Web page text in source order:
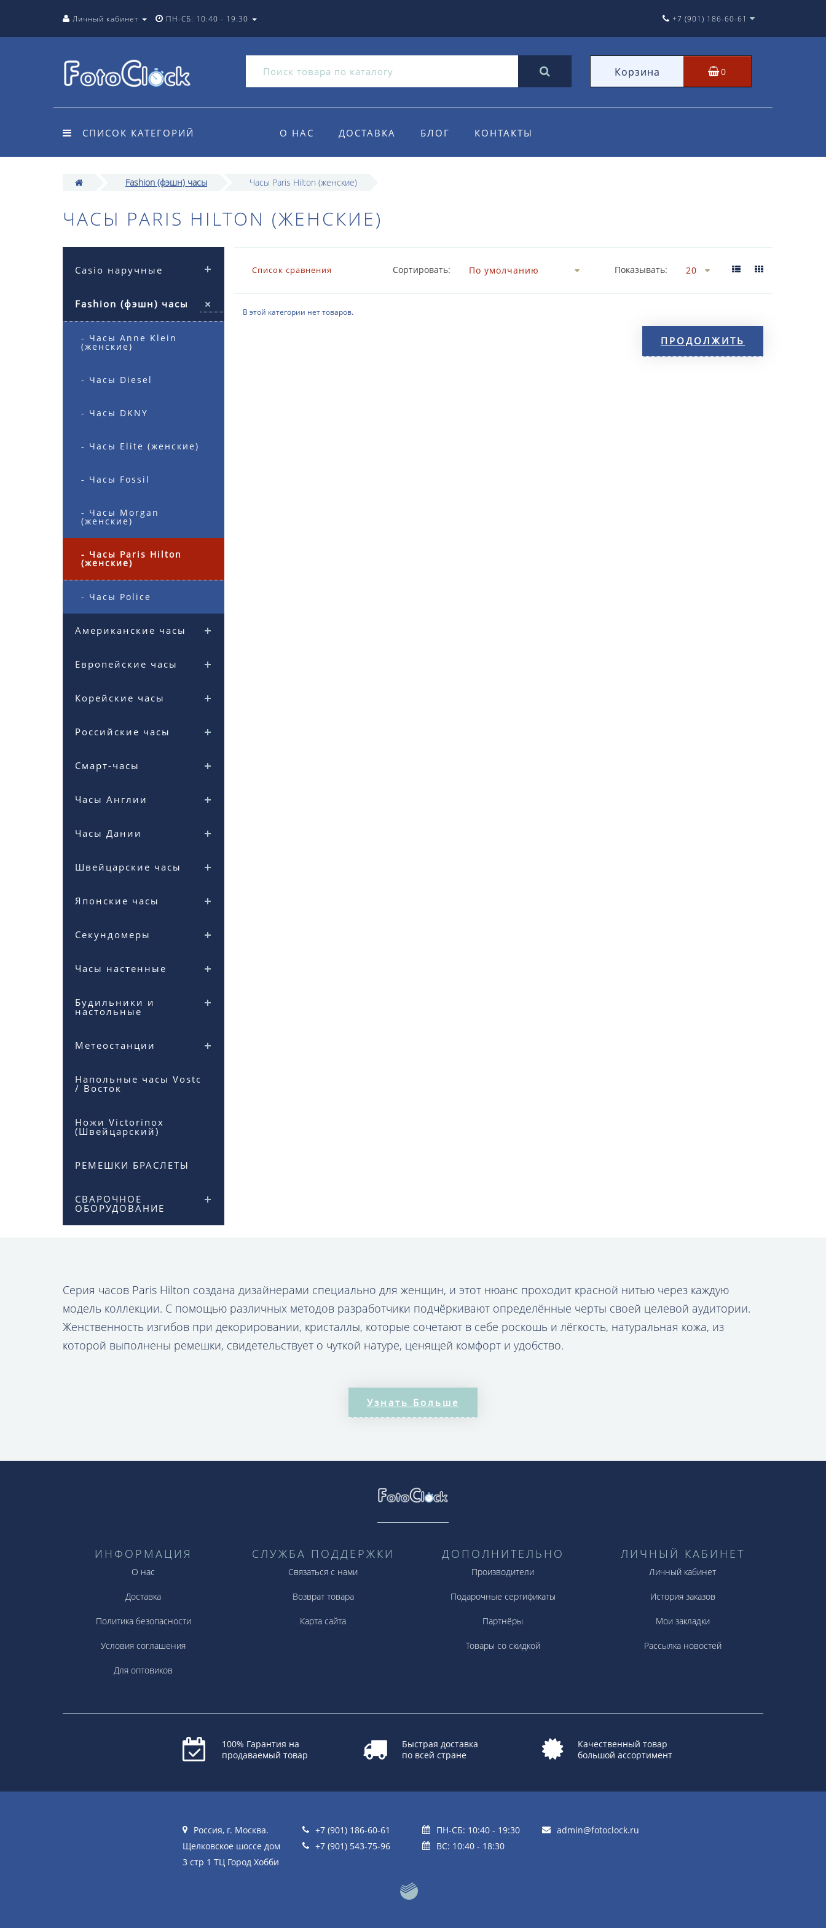
Личный кабинет ПН-СБ: 10:40 - 19:30 +7 (901) 186-60-61
Корзина 0
СПИСОК КАТЕГОРИЙ О НАС ДОСТАВКА БЛОГ КОНТАКТЫ
Fashion (фэшн) часы Часы Paris Hilton (женские)
ЧАСЫ PARIS HILTON (ЖЕНСКИЕ)
Casio наручные
Fashion (фэшн) часы
- Часы Anne Klein
(женские)
- Часы Diesel
- Часы DKNY
- Часы Elite (женские)
- Часы Fossil
- Часы Morgan
(женские)
- Часы Paris Hilton
(женские)
- Часы Police
Американские часы
Европейские часы
Корейские часы
Российские часы
Смарт-часы
Часы Англии
Часы Дании
Швейцарские часы
Японские часы
Секундомеры
Часы настенные
Будильники и
настольные
Метеостанции
Напольные часы Vostok
/ Восток
Ножи Victorinox
(Швейцарский)
РЕМЕШКИ БРАСЛЕТЫ
СВАРОЧНОЕ
ОБОРУДОВАНИЕ
Список сравнения Сортировать: Показывать:
В этой категории нет товаров.
ПРОДОЛЖИТЬ
Серия часов Paris Hilton создана дизайнерами специально для женщин, и этот нюанс проходит красной нитью через каждую
модель коллекции. С помощью различных методов разработчики подчёркивают определённые черты своей целевой аудитории.
Женственность изгибов при декорировании, кристаллы, которые сочетают в себе роскошь и лёгкость, натуральная кожа, из
которой выполнены ремешки, свидетельствует о чуткой натуре, ценящей комфорт и удобство.
Металл подойдёт тем леди, которые дополняют свой образ на работе, но в то же время аксессуары не выглядят тяжело и мощно,
они напротив – утончённые и изысканные. А модель, сочетающая нержавеющую сталь и вставки кожи, выкрашенные в
Узнать Больше
ИНФОРМАЦИЯ
О нас
Доставка
Политика безопасности
Условия соглашения
Для оптовиков
СЛУЖБА ПОДДЕРЖКИ
Связаться с нами
Возврат товара
Карта сайта
ДОПОЛНИТЕЛЬНО
Производители
Подарочные сертификаты
Партнёры
Товары со скидкой
ЛИЧНЫЙ КАБИНЕТ
Личный кабинет
История заказов
Мои закладки
Рассылка новостей
100% Гарантия на
продаваемый товар
Быстрая доставка
по всей стране
Качественный товар
большой ассортимент
Россия, г. Москва.
Щелковское шоссе дом
3 стр 1 ТЦ Город Хобби
+7 (901) 186-60-61
+7 (901) 543-75-96
ПН-СБ: 10:40 - 19:30
ВС: 10:40 - 18:30
admin@fotoclock.ru